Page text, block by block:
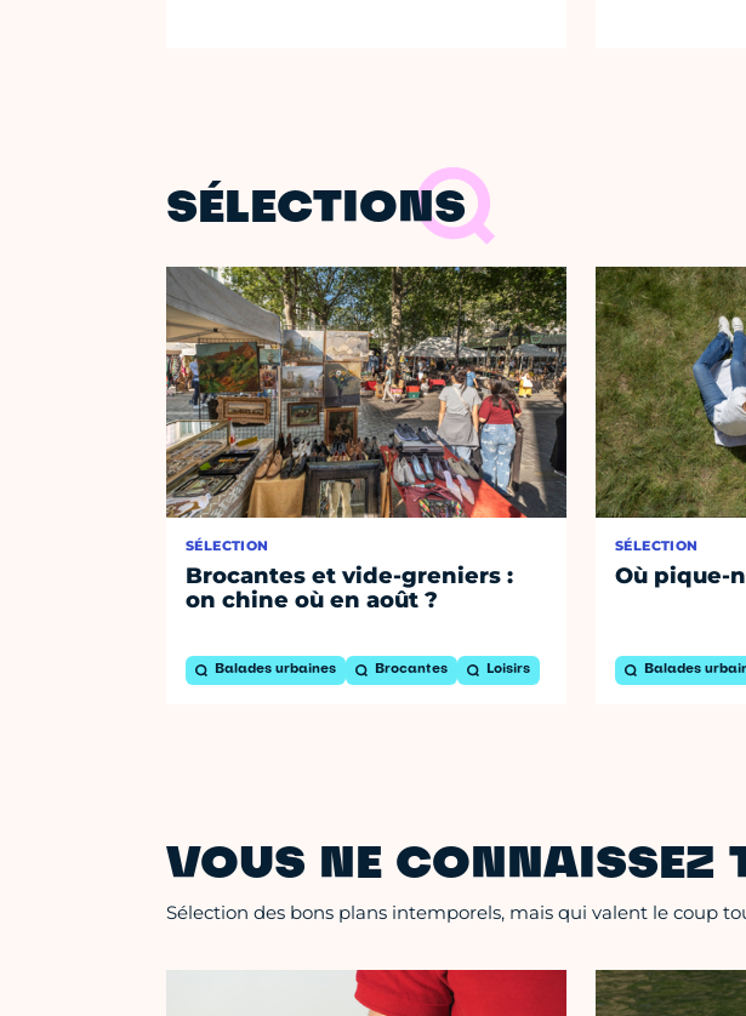
SÉLECTIONS
SÉLECTION
Brocantes et vide-greniers :
on chine où en août ?
Balades urbaines Brocantes Loisirs
SÉLECTION
Où pique-
Balades
VOUS NE CONNAISSEZ
Sélection des bons plans intemporels, mais qui valent le coup